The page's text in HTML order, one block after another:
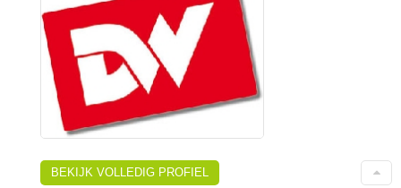
BEKIJK VOLLEDIG PROFIEL